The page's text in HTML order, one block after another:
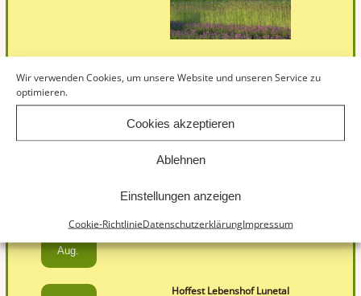
Wir verwenden Cookies, um unsere Website und unseren Service zu
optimieren.
Cookies akzeptieren
Ablehnen
Einstellungen anzeigen
Cookie-RichtlinieDatenschutzerklärungImpressum
15
Lebendige Pflanzenzüchtungen
16
Aug.
Lilienhof
Hoffest Lebenshof Lunetal